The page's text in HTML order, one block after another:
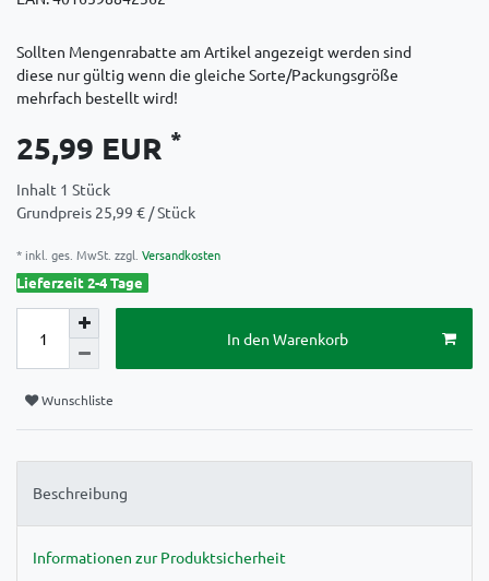
Sollten Mengenrabatte am Artikel angezeigt werden sind
diese nur gültig wenn die gleiche Sorte/Packungsgröße
mehrfach bestellt wird!
25,99 EUR *
Inhalt 1 Stück
Grundpreis 25,99 € / Stück
* inkl. ges. MwSt. zzgl. Versandkosten
Lieferzeit 2-4 Tage
In den Warenkorb
Wunschliste
Beschreibung
Informationen zur Produktsicherheit